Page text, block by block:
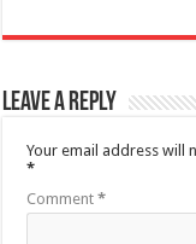
Leave a Reply
Your email address will
*
Comment*